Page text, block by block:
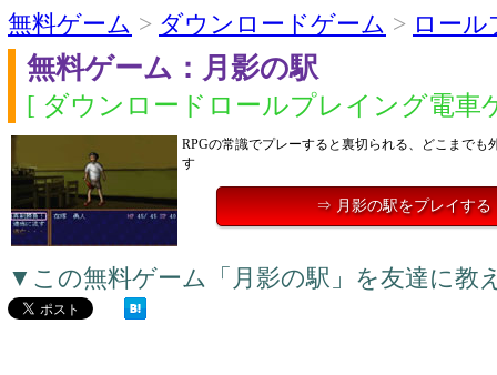
無料ゲーム > ダウンロードゲーム > ロー
無料ゲーム：月影の駅
[ ダウンロードロールプレイング電車
RPGの常識でプレーすると裏切られる、どこまでも
す
⇒ 月影の駅をプレイする
▼この無料ゲーム「月影の駅」を友達に教